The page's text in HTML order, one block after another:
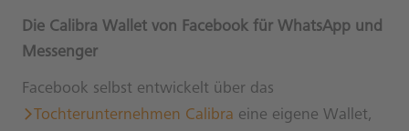
Die Calibra Wallet von Facebook für WhatsApp und
Messenger
Facebook selbst entwickelt über das
Tochterunternehmen Calibra eine eigene Wallet,